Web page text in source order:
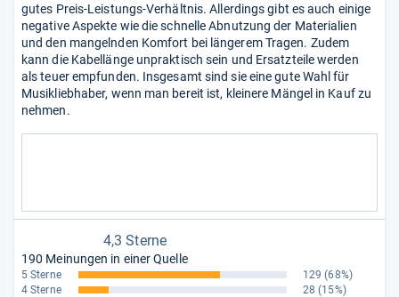
gutes Preis-Leistungs-Verhältnis. Allerdings gibt es auch einige
negative Aspekte wie die schnelle Abnutzung der Materialien
und den mangelnden Komfort bei längerem Tragen. Zudem
kann die Kabellänge unpraktisch sein und Ersatzteile werden
als teuer empfunden. Insgesamt sind sie eine gute Wahl für
Musikliebhaber, wenn man bereit ist, kleinere Mängel in Kauf zu
nehmen.
4,3 Sterne
190 Meinungen in einer Quelle
5 Sterne 129 (68%)
4 Sterne
28 (15%)